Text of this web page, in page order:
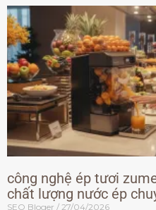
công nghệ ép tươi
chất lượng nước ép
SEO Bloger 27/04/2026